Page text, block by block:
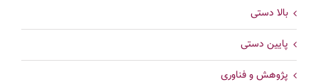
بالا دستی
پایین دستی
پژوهش و فناوری